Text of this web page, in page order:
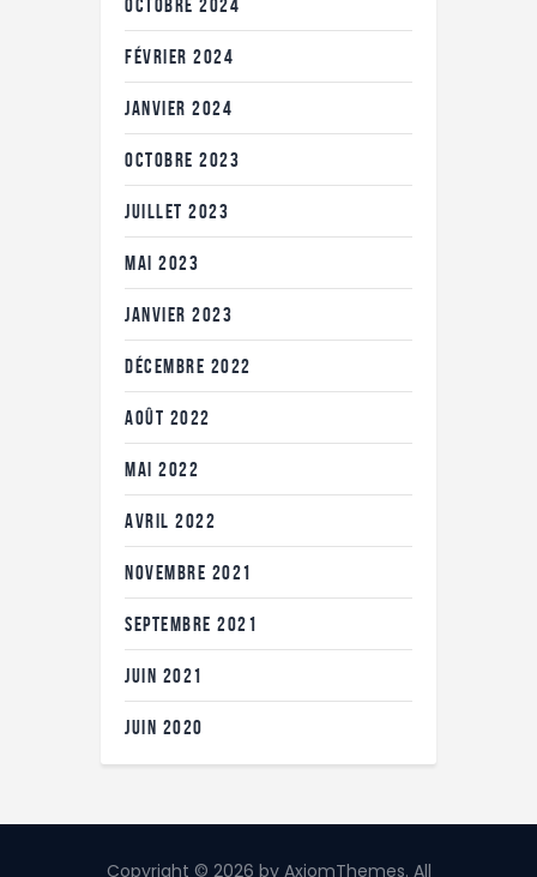
FÉVRIER 2024
JANVIER 2024
OCTOBRE 2023
JUILLET 2023
MAI 2023
JANVIER 2023
DÉCEMBRE 2022
AOÛT 2022
MAI 2022
AVRIL 2022
NOVEMBRE 2021
SEPTEMBRE 2021
JUIN 2021
JUIN 2020
Copyright © 2026 by AxiomThemes. All